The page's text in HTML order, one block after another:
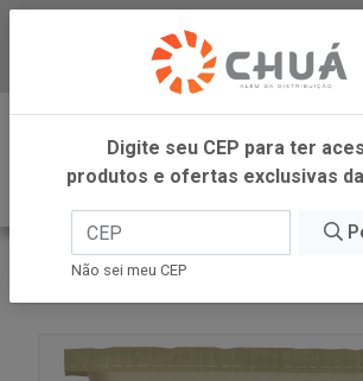
Baixe
INÍCIO
AJINOMOTO FOOD SERVICE
Digite seu CEP para ter
produtos e ofertas exclusivas
Não sei meu CEP